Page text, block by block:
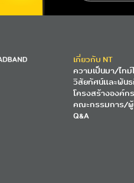
เกี่ยวกับ NT
ความเป็นมา/ไทม์
วิสัยทัศน์และพัน
โครงสร้างองค์กร
คณะกรรมการ/ผู้
Q&A